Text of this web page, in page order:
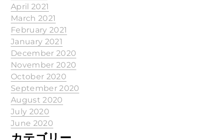
April 2021
March 2021
February 2021
January 2021
December 2020
November 2020
October 2020
September 2020
August 2020
July 2020
June 2020